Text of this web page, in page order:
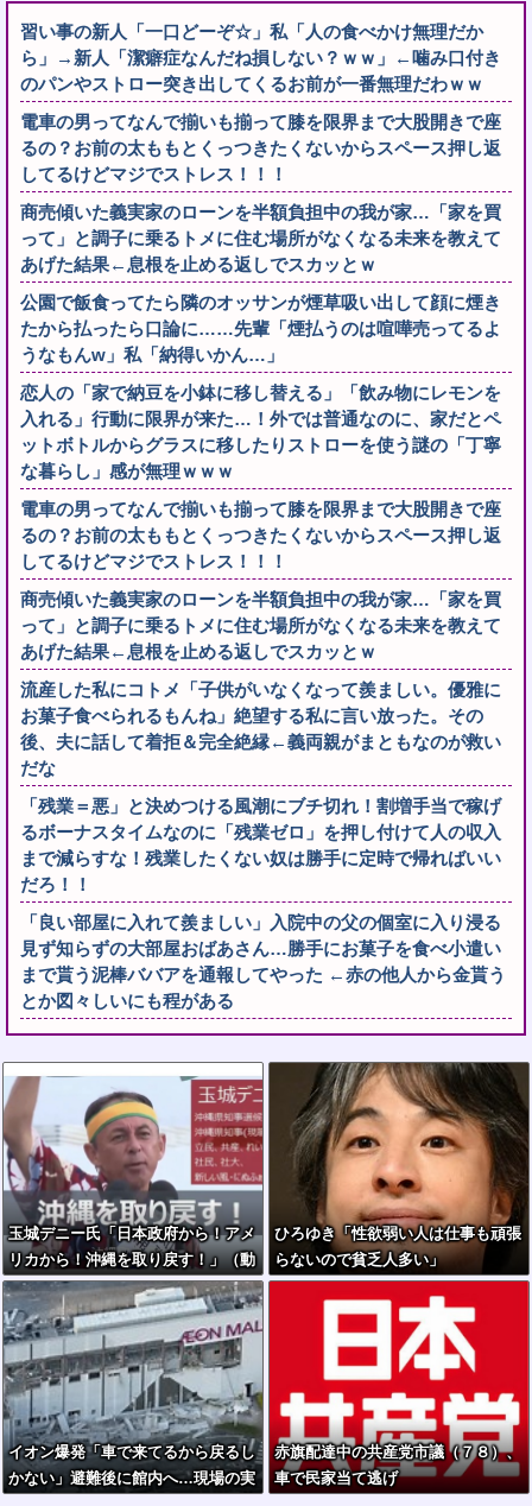
習い事の新人「一口どーぞ☆」私「人の食べかけ無理だか
ら」→新人「潔癖症なんだね損しない？ｗｗ」←噛み口付き
のパンやストロー突き出してくるお前が一番無理だわｗｗ
電車の男ってなんで揃いも揃って膝を限界まで大股開きで座
るの？お前の太ももとくっつきたくないからスペース押し返
してるけどマジでストレス！！！
商売傾いた義実家のローンを半額負担中の我が家…「家を買
って」と調子に乗るトメに住む場所がなくなる未来を教えて
あげた結果←息根を止める返しでスカッとｗ
公園で飯食ってたら隣のオッサンが煙草吸い出して顔に煙き
たから払ったら口論に……先輩「煙払うのは喧嘩売ってるよ
うなもんw」私「納得いかん…」
恋人の「家で納豆を小鉢に移し替える」「飲み物にレモンを
入れる」行動に限界が来た…！外では普通なのに、家だとペ
ットボトルからグラスに移したりストローを使う謎の「丁寧
な暮らし」感が無理ｗｗｗ
電車の男ってなんで揃いも揃って膝を限界まで大股開きで座
るの？お前の太ももとくっつきたくないからスペース押し返
してるけどマジでストレス！！！
商売傾いた義実家のローンを半額負担中の我が家…「家を買
って」と調子に乗るトメに住む場所がなくなる未来を教えて
あげた結果←息根を止める返しでスカッとｗ
流産した私にコトメ「子供がいなくなって羨ましい。優雅に
お菓子食べられるもんね」絶望する私に言い放った。その
後、夫に話して着拒＆完全絶縁←義両親がまともなのが救い
だな
「残業＝悪」と決めつける風潮にブチ切れ！割増手当で稼げ
るボーナスタイムなのに「残業ゼロ」を押し付けて人の収入
まで減らすな！残業したくない奴は勝手に定時で帰ればいい
だろ！！
「良い部屋に入れて羨ましい」入院中の父の個室に入り浸る
見ず知らずの大部屋おばあさん…勝手にお菓子を食べ小遣い
まで貰う泥棒ババアを通報してやった ←赤の他人から金貰う
とか図々しいにも程がある
玉城デニー氏「日本政府から！アメ
リカから！沖縄を取り戻す！」（動
画あり）
ひろゆき「性欲弱い人は仕事も頑張
らないので貧乏人多い」
イオン爆発「車で来てるから戻るし
かない」避難後に館内へ…現場の実
赤旗配達中の共産党市議（７８）、
車で民家当て逃げ